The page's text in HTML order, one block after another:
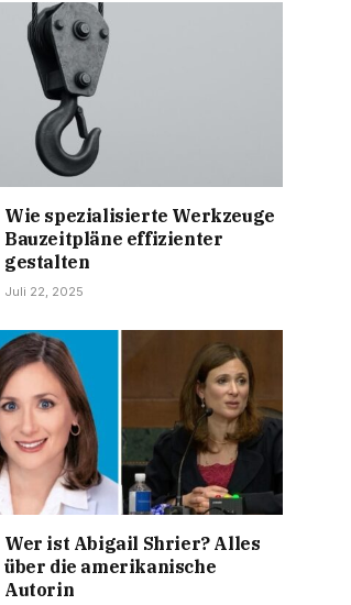
Wie spezialisierte Werkzeuge
Bauzeitpläne effizienter
gestalten
Juli 22, 2025
Wer ist Abigail Shrier? Alles
über die amerikanische
Autorin